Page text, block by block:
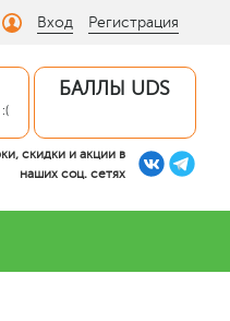
Вход Регистрация
БАЛЛЫ UDS
скидки и акции в
наших соц. сетях